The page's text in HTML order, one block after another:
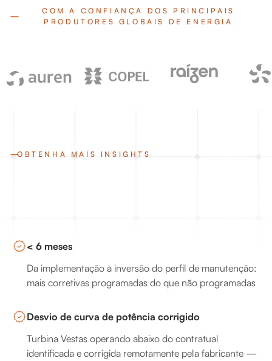
COM A CONFIANÇA DOS PRINCIPAIS
PRODUTORES GLOBAIS DE ENERGIA
OBTENHA MAIS INSIGHTS
< 6 meses
Da implementação à inversão do perfil de manutenção:
mais corretivas programadas do que não programadas
Desvio de curva de potência corrigido
Turbina Vestas operando abaixo do contratual
identificada e corrigida remotamente pela fabricante —